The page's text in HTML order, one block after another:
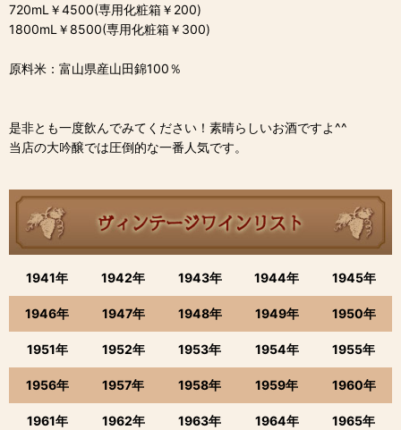
720mL￥4500(専用化粧箱￥200)
1800mL￥8500(専用化粧箱￥300)
原料米：富山県産山田錦100％
是非とも一度飲んでみてください！素晴らしいお酒ですよ^^
当店の大吟醸では圧倒的な一番人気です。
1941年 1942年 1943年 1944年 1945年
1946年 1947年 1948年 1949年 1950年
1951年 1952年 1953年 1954年 1955年
1956年 1957年 1958年 1959年 1960年
1961年 1962年 1963年 1964年 1965年